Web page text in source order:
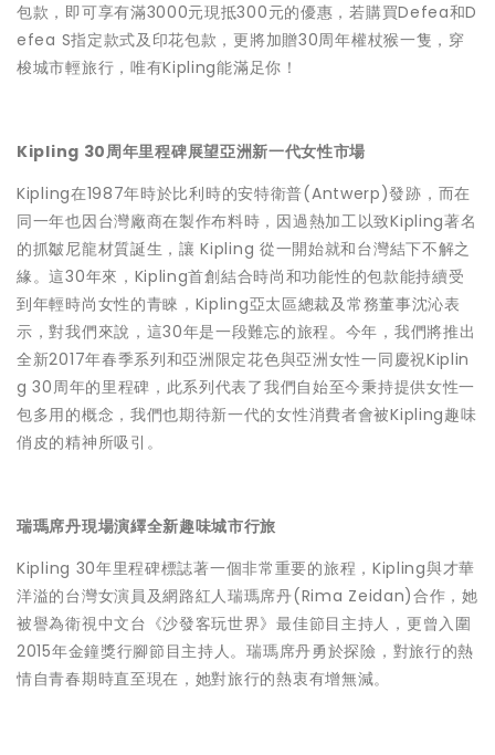
包款，即可享有滿3000元現抵300元的優惠，若購買Defea和D
efea S指定款式及印花包款，更將加贈30周年權杖猴一隻，穿
梭城市輕旅行，唯有Kipling能滿足你！
Kipling 30周年里程碑展望亞洲新一代女性市場
Kipling在1987年時於比利時的安特衛普(Antwerp)發跡，而在
同一年也因台灣廠商在製作布料時，因過熱加工以致Kipling著名
的抓皺尼龍材質誕生，讓 Kipling 從一開始就和台灣結下不解之
緣。這30年來，Kipling首創結合時尚和功能性的包款能持續受
到年輕時尚女性的青睞，Kipling亞太區總裁及常務董事沈沁表
示，對我們來說，這30年是一段難忘的旅程。今年，我們將推出
全新2017年春季系列和亞洲限定花色與亞洲女性一同慶祝Kiplin
g 30周年的里程碑，此系列代表了我們自始至今秉持提供女性一
包多用的概念，我們也期待新一代的女性消費者會被Kipling趣味
俏皮的精神所吸引。
瑞瑪席丹現場演繹全新趣味城市行旅
Kipling 30年里程碑標誌著一個非常重要的旅程，Kipling與才華
洋溢的台灣女演員及網路紅人瑞瑪席丹(Rima Zeidan)合作，她
被譽為衛視中文台《沙發客玩世界》最佳節目主持人，更曾入圍
2015年金鐘獎行腳節目主持人。瑞瑪席丹勇於探險，對旅行的熱
情自青春期時直至現在，她對旅行的熱衷有增無減。